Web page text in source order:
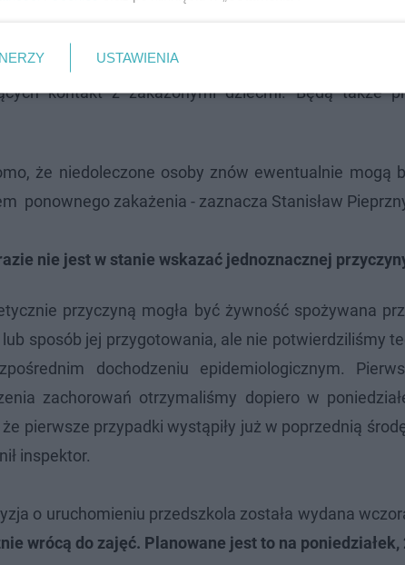
nie było powodu, aby przedłużać decyzję o
kontakt z zakażonymi dziećmi. Będą także
że niedoleczone osoby znów ewentualnie mogą
ponownego zakażenia - zaznacza Stanisław
nie jest w stanie wskazać jednoznacznej
przyczyną mogła być żywność spożywana
lub sposób jej przygotowania, ale nie potwierdziliśmy
dochodzeniu epidemiologicznym.
zachorowań otrzymaliśmy dopiero w
pierwsze przypadki wystąpiły już w poprzednią
inspektor.
o uruchomieniu przedszkola została wydana
wrócą do zajęć. Planowane jest to na poniedziałek,
USTAWIENIA